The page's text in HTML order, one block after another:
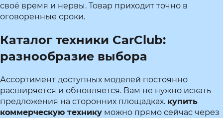
своё время и нервы. Товар приходит точно в
оговоренные сроки.
Каталог техники CarClub:
разнообразие выбора
Ассортимент доступных моделей постоянно
расширяется и обновляется. Вам не нужно искать
предложения на сторонних площадках. купить
коммерческую технику можно прямо сейчас через